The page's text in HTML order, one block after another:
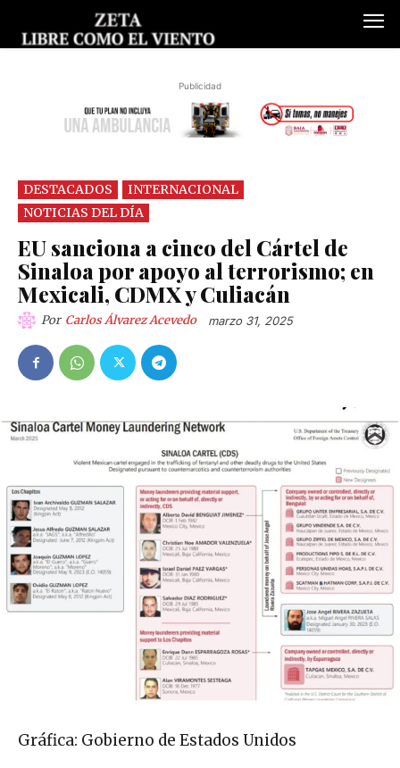
Publicidad
DESTACADOS
INTERNACIONAL
NOTICIAS DEL DÍA
EU sanciona a cinco del Cártel de
Sinaloa por apoyo al terrorismo; en
Mexicali, CDMX y Culiacán
Por Carlos Álvarez Acevedo marzo 31, 2025
Gráfica: Gobierno de Estados Unidos